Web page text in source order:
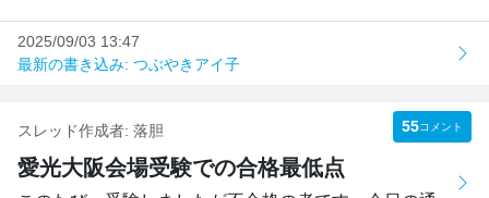
2025/09/03 13:47
最新の書き込み: つぶやきアイ子
スレッド作成者: 落胆 55コメント
愛光大阪会場受験での合格最低点